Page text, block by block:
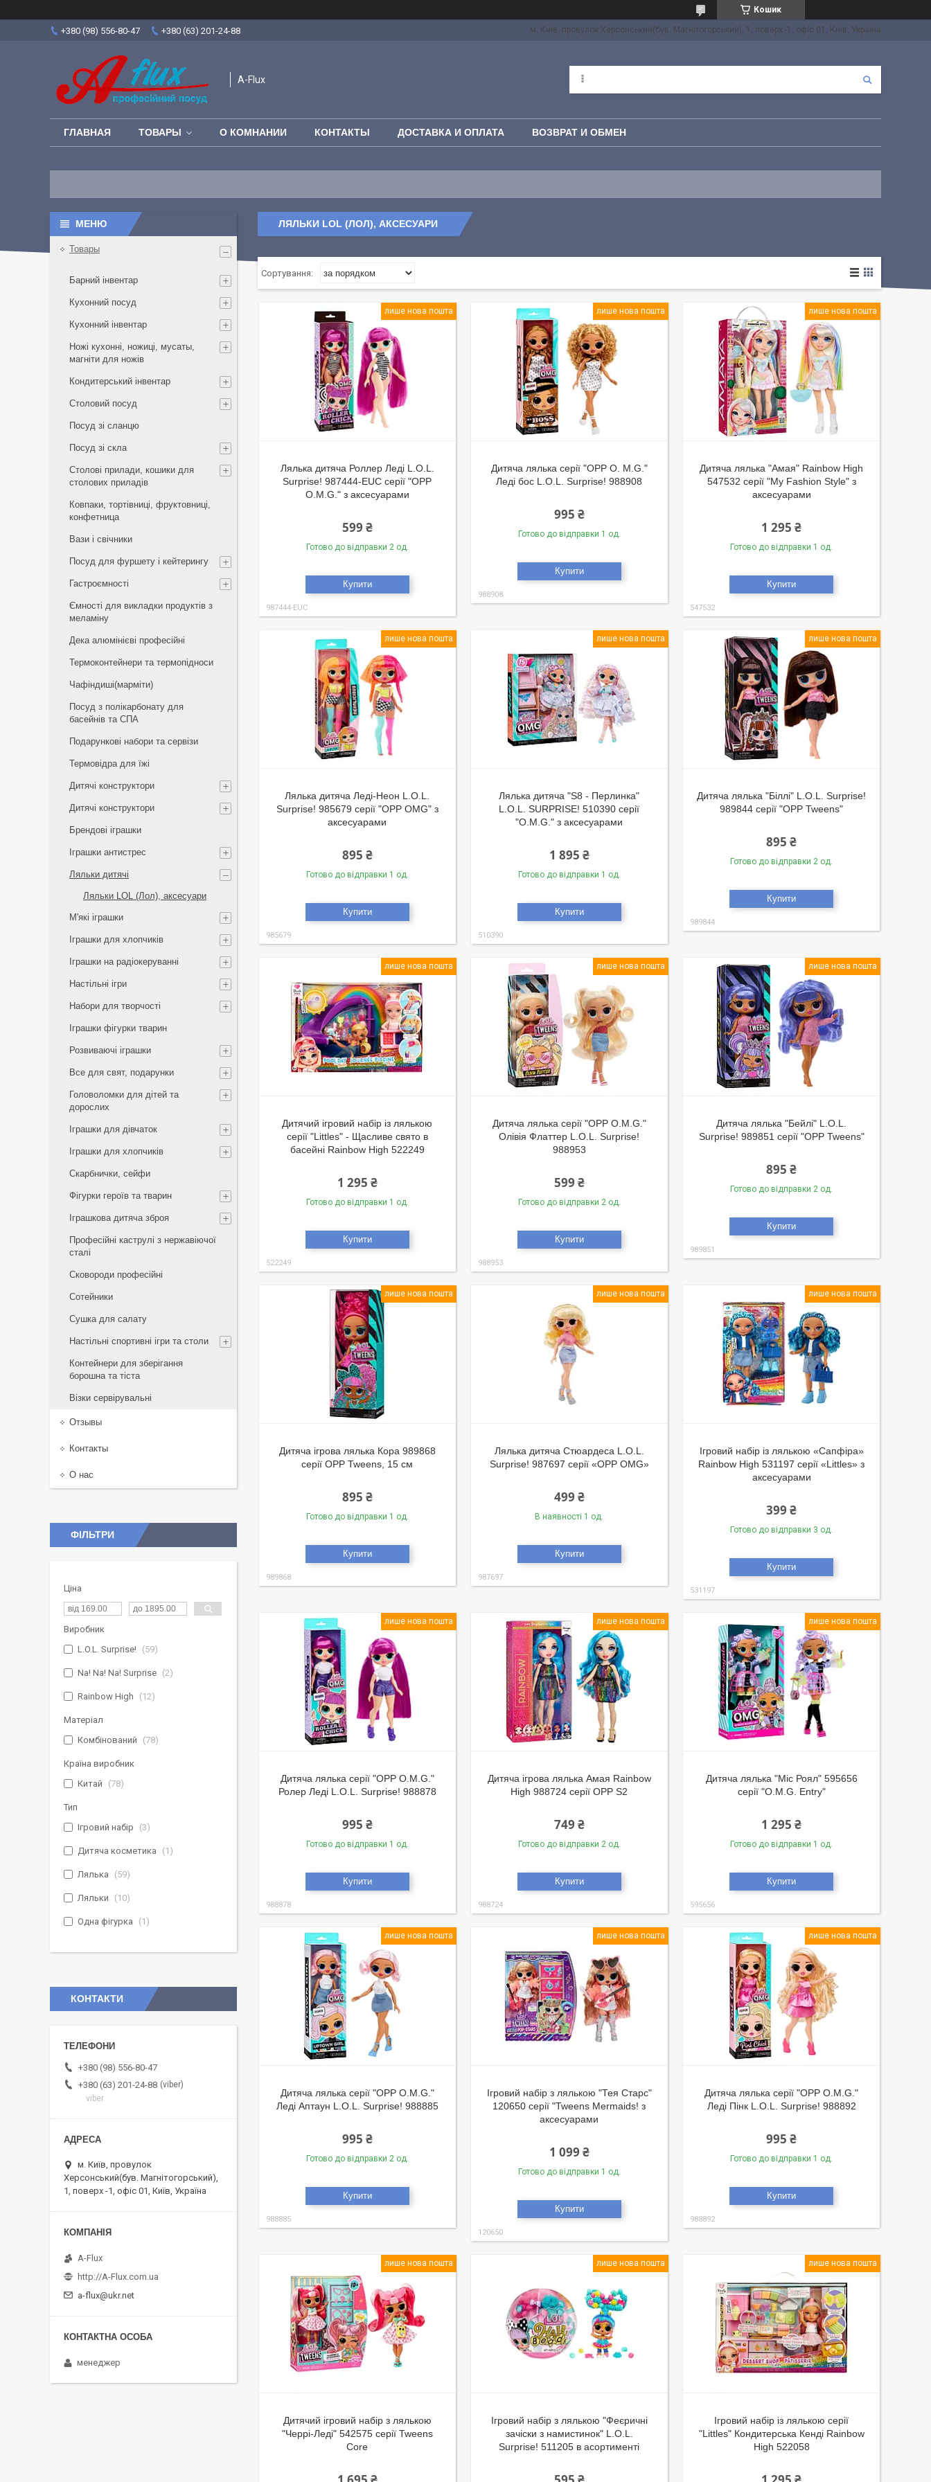
Кошик
+380 (98) 556-80-47 +380 (63) 201-24-88 м. Київ, провулок Херсонський(був. Магнітогорський), 1, поверх -1, офіс 01, Київ, Україна
A-Flux
ГЛАВНАЯ ТОВАРЫ О КОМНАНИИ КОНТАКТЫ ДОСТАВКА И ОПЛАТА ВОЗВРАТ И ОБМЕН
ЛЯЛЬКИ LOL (ЛОЛ), АКСЕСУАРИ
лише нова пошта
Лялька дитяча Роллер Леді L.O.L.
Surprise! 987444-EUC серії "OPP
O.M.G." з аксесуарами
599 ₴
Готово до відправки 2 од.
Купити
987444-EUC
лише нова пошта
Дитяча лялька серії "OPP O. M.G."
Леді бос L.O.L. Surprise! 988908
995 ₴
Готово до відправки 1 од.
Купити
988908
лише нова пошта
Дитяча лялька "Амая" Rainbow High
547532 серії "My Fashion Style" з
аксесуарами
1 295 ₴
Готово до відправки 1 од.
Купити
547532
лише нова пошта
Лялька дитяча Леді-Неон L.O.L.
Surprise! 985679 серії "OPP OMG" з
аксесуарами
895 ₴
Готово до відправки 1 од.
Купити
985679
лише нова пошта
Лялька дитяча "S8 - Перлинка"
L.O.L. SURPRISE! 510390 серії
"O.M.G." з аксесуарами
1 895 ₴
Готово до відправки 1 од.
Купити
510390
лише нова пошта
Дитяча лялька "Біллі" L.O.L. Surprise!
989844 серії "OPP Tweens"
895 ₴
Готово до відправки 2 од.
Купити
989844
лише нова пошта
Дитячий ігровий набір із лялькою
серії "Littles" - Щасливе свято в
басейні Rainbow High 522249
1 295 ₴
Готово до відправки 1 од.
Купити
522249
лише нова пошта
Дитяча лялька серії "OPP O.M.G."
Олівія Флаттер L.O.L. Surprise!
988953
599 ₴
Готово до відправки 2 од.
Купити
988953
лише нова пошта
Дитяча лялька "Бейлі" L.O.L.
Surprise! 989851 серії "OPP Tweens"
895 ₴
Готово до відправки 2 од.
Купити
989851
лише нова пошта
Дитяча ігрова лялька Кора 989868
серії OPP Tweens, 15 см
895 ₴
Готово до відправки 1 од.
Купити
989868
лише нова пошта
Лялька дитяча Стюардеса L.O.L.
Surprise! 987697 серії «OPP OMG»
499 ₴
В наявності 1 од.
Купити
987697
лише нова пошта
Ігровий набір із лялькою «Сапфіра»
Rainbow High 531197 серії «Littles» з
аксесуарами
399 ₴
Готово до відправки 3 од.
Купити
531197
лише нова пошта
Дитяча лялька серії "OPP O.M.G."
Ролер Леді L.O.L. Surprise! 988878
995 ₴
Готово до відправки 1 од.
Купити
988878
лише нова пошта
Дитяча ігрова лялька Амая Rainbow
High 988724 серії ОРР S2
749 ₴
Готово до відправки 2 од.
Купити
988724
лише нова пошта
Дитяча лялька "Міс Роял" 595656
серії "O.M.G. Entry"
1 295 ₴
Готово до відправки 1 од.
Купити
595656
лише нова пошта
Дитяча лялька серії "OPP O.M.G."
Леді Аптаун L.O.L. Surprise! 988885
995 ₴
Готово до відправки 2 од.
Купити
988885
лише нова пошта
Ігровий набір з лялькою "Тея Старс"
120650 серії "Tweens Mermaids! з
аксесуарами
1 099 ₴
Готово до відправки 1 од.
Купити
120650
лише нова пошта
Дитяча лялька серії "OPP O.M.G."
Леді Пінк L.O.L. Surprise! 988892
995 ₴
Готово до відправки 1 од.
Купити
988892
лише нова пошта
Дитячий ігровий набір з лялькою
"Черрі-Леді" 542575 серії Tweens
Core
лише нова пошта
Ігровий набір з лялькою "Феєричні
зачіски з намистинок" L.O.L.
Surprise! 511205 в асортименті
лише нова пошта
Ігровий набір із лялькою серії
"Littles" Кондитерська Кенді Rainbow
High 522058
Товары
Барний інвентар
Кухонний посуд
Кухонний інвентар
Ножі кухонні, ножиці, мусаты,
магніти для ножів
Кондитерський інвентар
Столовий посуд
Посуд зі сланцю
Посуд зі скла
Столові прилади, кошики для
столових приладів
Ковпаки, тортівниці, фруктовниці,
конфетница
Вази і свічники
Посуд для фуршету і кейтерингу
Гастроємності
Ємності для викладки продуктів з
меламіну
Дека алюмінієві професійні
Термоконтейнери та термопідноси
Чафіндиші(марміти)
Посуд з полікарбонату для
басейнів та СПА
Подарункові набори та сервізи
Термовідра для їжі
Дитячі конструктори
Дитячі конструктори
Брендові іграшки
Іграшки антистрес
Ляльки дитячі
Ляльки LOL (Лол), аксесуари
М'які іграшки
Іграшки для хлопчиків
Іграшки на радіокеруванні
Настільні ігри
Набори для творчості
Іграшки фігурки тварин
Розвиваючі іграшки
Все для свят, подарунки
Головоломки для дітей та
дорослих
Іграшки для дівчаток
Іграшки для хлопчиків
Скарбнички, сейфи
Фігурки героїв та тварин
Іграшкова дитяча зброя
Професійні каструлі з нержавіючої
сталі
Сковороди професійні
Сотейники
Сушка для салату
Настільні спортивні ігри та столи
Контейнери для зберігання
борошна та тіста
Візки сервірувальні
Отзывы
Контакты
О нас
ФІЛЬТРИ
Ціна
Виробник
L.O.L. Surprise!
59
Na! Na! Na! Surprise 2
Rainbow High 12
Матеріал
Комбінований
78
Країна виробник
Китай
78
Тип
Ігровий набір
3
Дитяча косметика 1
Лялька 59
Ляльки 10
Одна фігурка 1
КОНТАКТИ
+380 (98) 556-80-47
+380 (63) 201-24-88 viber
viber
м. Київ, провулок
Херсонський(був. Магнітогорський),
1, поверх -1, офіс 01, Київ, Україна
A-Flux
http://A-Flux.com.ua
a-flux@ukr.net
менеджер